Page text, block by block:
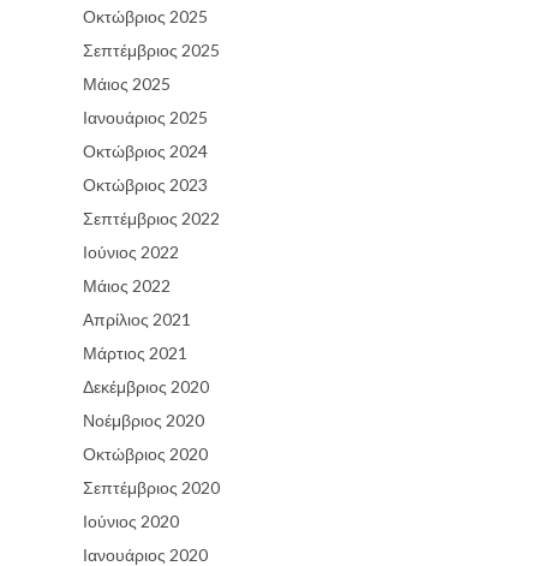
Οκτώβριος 2025
Σεπτέμβριος 2025
Μάιος 2025
Ιανουάριος 2025
Οκτώβριος 2024
Οκτώβριος 2023
Σεπτέμβριος 2022
Ιούνιος 2022
Μάιος 2022
Απρίλιος 2021
Μάρτιος 2021
Δεκέμβριος 2020
Νοέμβριος 2020
Οκτώβριος 2020
Σεπτέμβριος 2020
Ιούνιος 2020
Ιανουάριος 2020